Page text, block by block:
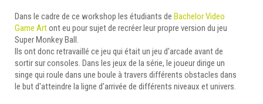
Dans le cadre de ce workshop les étudiants de Bachelor Video
Game Artont eu pour sujet de recréer leur propre version du jeu
Super Monkey Ball.
Ils ont donc retravaillé ce jeu qui était un jeu d'arcade avant de
sortir sur consoles. Dans les jeux de la série, le joueur dirige un
singe qui roule dans une boule à travers différents obstacles dans
le but d'atteindre la ligne d’arrivée de différents niveaux et univers.